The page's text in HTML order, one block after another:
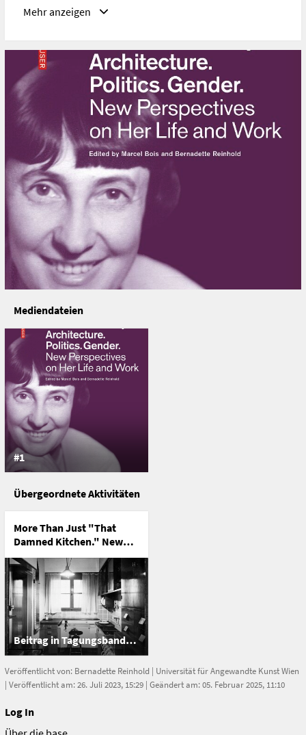
beleuchtet ihr reiches architektonisches Œuvre, ihre
transnationalen Erfahrungen und beruflichen
Kommunistin und nicht zuletzt ihre aktuelle Rezeption.
Er präsentiert Margarete Schütte-Lihotzky, eine Ikone
der Architekturgeschichte, jenseits aller Mythen.
Edition Angewandte
Mit Beiträgen von Bernadette Reinhold, Marcel Bois,
Karin Zogmayer, Christine Zwingl, Sabine Plakolm-
Forsthuber, Sophie Hochhäusl, Claudia Quiring, Thomas
Flierl, Burcu Dogramaci, Monika Platzer, Helen Young
Chnag, Carla Aßmann, Günther Sandner, Antje
Senarclens de Grancy, David Baum, Elisabeth Boeckl-
Klamper, Manfred Mugrauer, Karin Schneider, Sebastian
Engelmann, Christoph Freyer, Änne Söll, Marie-Theres-
Deutsch und einem Vorwort von Juliet Kinchin
Übersetzer: Mark Wilch, Proof reading: Belinda Zauner,
Band, Seiten
Englisch
Mehr anzeigen
Mediendateien
#1
Übergeordnete Aktivitäten
More Than Just "That
Damned Kitchen." New
Prspectives on the Life
and Work of Margarete
Schütte-Lihotzky
Beitrag in Tagungsband, Universität für Angewandte Kunst Wien
Veröffentlicht von: Bernadette Reinhold | Universität für Angewandte Kunst Wien
| Veröffentlicht am: 26. Juli 2023, 15:29 | Geändert am: 05. Februar 2025, 11:10
Log In